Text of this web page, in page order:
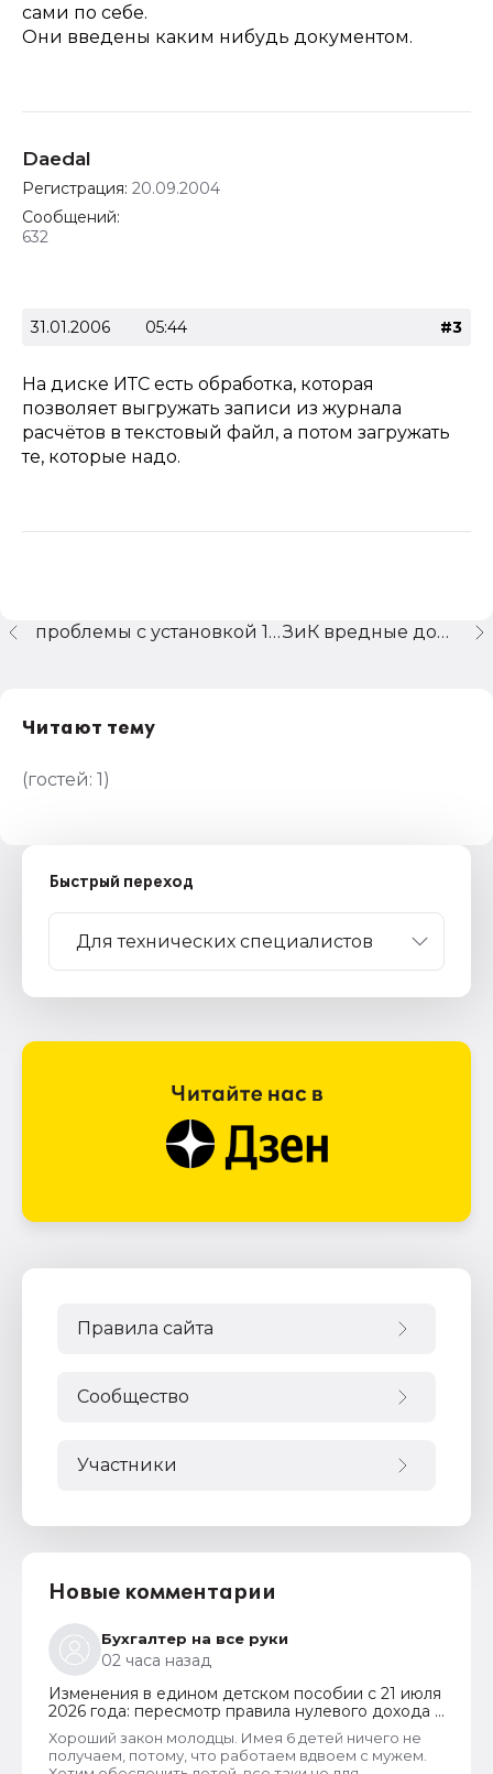
сами по себе.
Они введены каким нибудь документом.
Daedal
Регистрация: 20.09.2004
Сообщений:
632
31.01.2006 05:44 #3
На диске ИТС есть обработка, которая
позволяет выгружать записи из журнала
расчётов в текстовый файл, а потом загружать
те, которые надо.
ЗиК вредные должности
проблемы с установкой 1С на win 2003 server
Читают тему
(гостей: 1)
Быстрый переход
Правила сайта
Сообщество
Участники
Новые комментарии
Бухгалтер на все руки
02 часа назад
Изменения в едином детском пособии с 21 июля
2026 года: пересмотр правила нулевого дохода и
новый порядок оформления пособий по месту
пребывания
Хороший закон молодцы. Имея 6 детей ничего не
получаем, потому, что работаем вдвоем с мужем.